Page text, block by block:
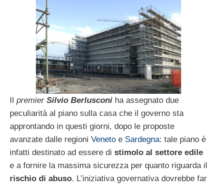
Il premier Silvio Berlusconi ha assegnato due
peculiarità al piano sulla casa che il governo sta
approntando in questi giorni, dopo le proposte
avanzate dalle regioni Veneto e Sardegna: tale piano è
infatti destinato ad essere di stimolo al settore edile
e a fornire la massima sicurezza per quanto riguarda il
rischio di abuso. L’iniziativa governativa dovrebbe far